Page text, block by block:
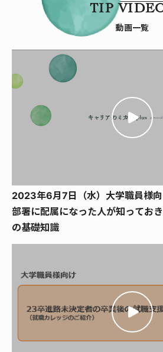
TIP
動画一覧
2023年6月7日（水）大学職員様
部署に配属になった人が知ってお
の基礎知識